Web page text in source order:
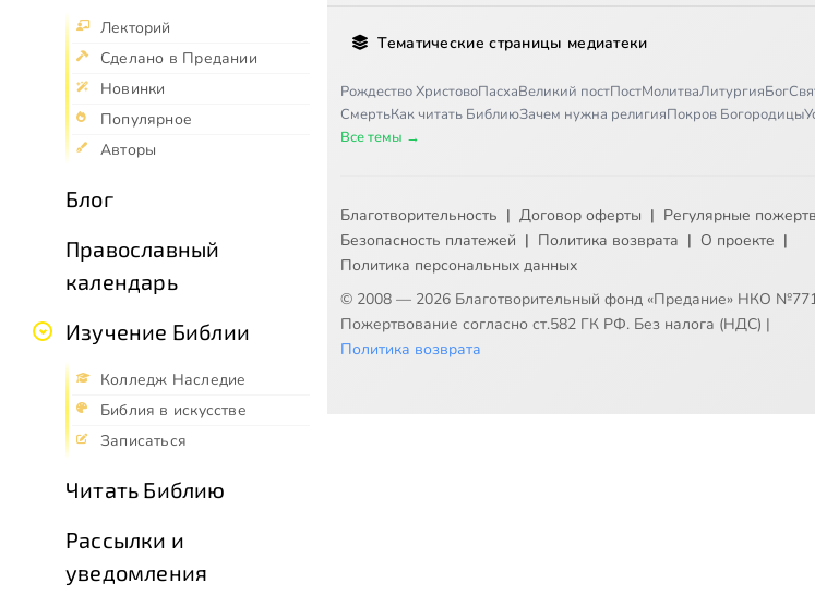
Лекторий
Сделано в Предании
Новинки
Популярное
Авторы
Блог
Православный
календарь
Изучение Библии
Колледж Наследие
Библия в искусстве
Записаться
Читать Библию
Рассылки и
уведомления
Тематические страницы медиатеки
Рождество ХристовоПасхаВеликий постПостМолитваЛитургияБог
СмертьКак читать БиблиюЗачем нужна религияПокров Богородицы
Все темы →
Благотворительность | Договор оферты | Регулярные
Безопасность платежей | Политика возврата | О проекте |
Политика персональных данных
© 2008 — 2026 Благотворительный фонд «Предание» НКО
Пожертвование согласно ст.582 ГК РФ. Без налога (НДС) |
Политика возврата